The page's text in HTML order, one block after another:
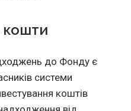
кошти
до Фонду є
системи
коштів